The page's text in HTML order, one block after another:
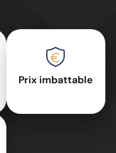
Prix imbattable